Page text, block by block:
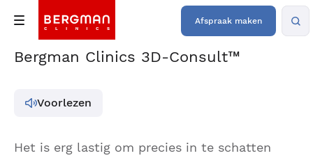
Afspraak maken
Bergman Clinics 3D-Consult™
Voorlezen
Het is erg lastig om precies in te schatten